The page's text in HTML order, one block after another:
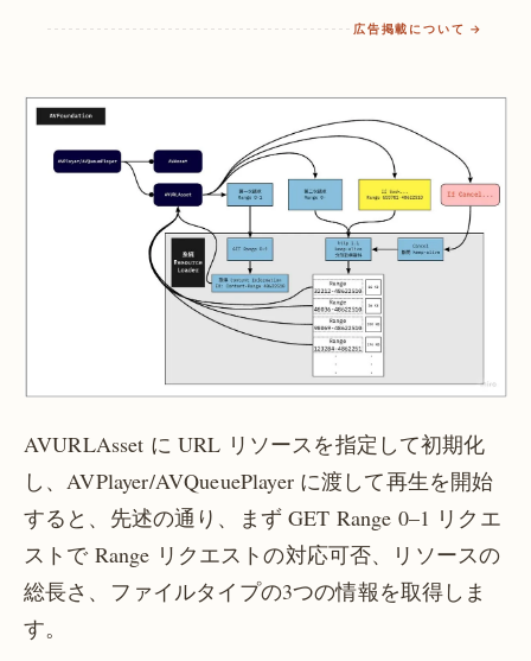
広告掲載について →
AVURLAsset に URL リソースを指定して初期化
し、AVPlayer/AVQueuePlayer に渡して再生を開始
すると、先述の通り、まず GET Range 0–1 リクエ
ストで Range リクエストの対応可否、リソースの
総長さ、ファイルタイプの3つの情報を取得しま
す。